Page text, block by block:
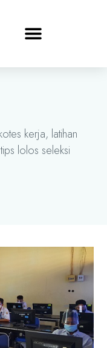
kerja, latihan
lolos seleksi